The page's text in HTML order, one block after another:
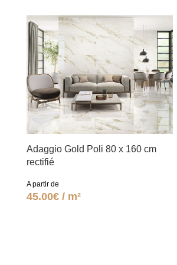
Adaggio Gold Poli 80 x 160 cm
rectifié
A partir de
45.00€ / m²